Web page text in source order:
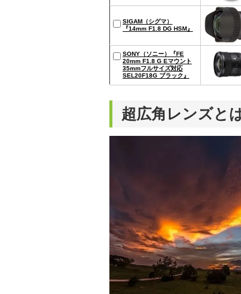
SIGAM（シグマ）
『14mm F1.8 DG HSM』
SONY（ソニー）『FE
20mm F1.8 G Eマウント
35mmフルサイズ対応
SEL20F18G ブラック』
超広角レンズと